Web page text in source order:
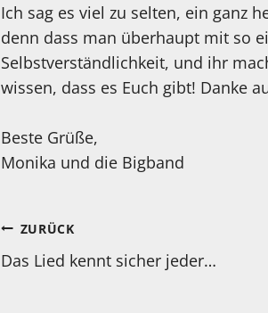
Ich sag es viel zu selten, ein ganz
denn dass man überhaupt mit so
Selbstverständlichkeit, und ihr
wissen, dass es Euch gibt! Danke
Beste Grüße,
Monika und die Bigband
Beitragsnavigation
ZURÜCK
Das Lied kennt sicher jeder…